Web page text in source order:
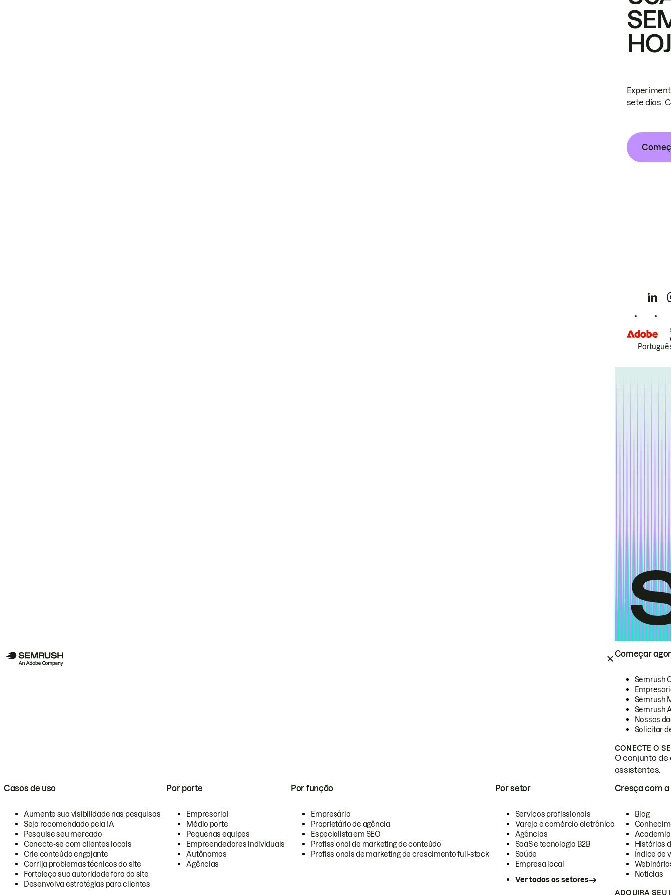
Começar
Semrush
Semrush
Semrush
Nossos
Solicitar
CONECTE O
O conjunto de
assistentes.
Casos de uso
Aumente sua visibilidade nas pesquisas
Seja recomendado pela IA
Pesquise seu mercado
Conecte-se com clientes locais
Crie conteúdo engajante
Corrija problemas técnicos do site
Fortaleça sua autoridade fora do site
Desenvolva estratégias para clientes
Por porte
Empresarial
Médio porte
Pequenas equipes
Empreendedores individuais
Autônomos
Agências
Por função
Empresário
Proprietário de agência
Especialista em SEO
Profissional de marketing de conteúdo
Profissionais de marketing de crescimento full-stack
Por setor
Serviços profissionais
Varejo e comércio eletrônico
Agências
SaaS e tecnologia B2B
Saúde
Empresa local
Ver todos os setores
Cresça com a
Blog
Academia
Histórias
Índice de
Notícias
ADQUIRA SEU
sete dias.